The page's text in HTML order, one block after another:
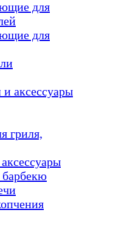
для
для
аксессуары
гриля,
барбекю